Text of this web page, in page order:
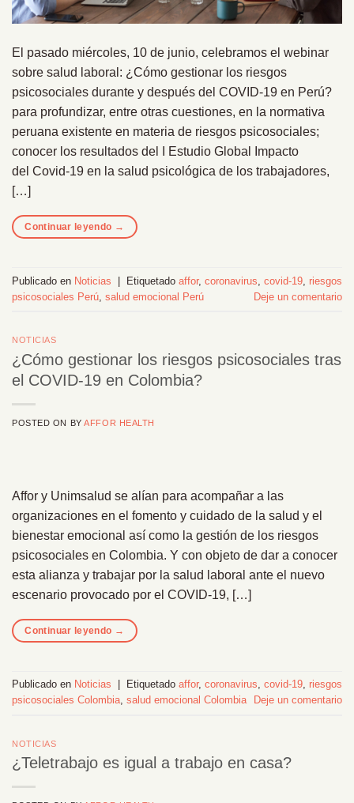
El pasado miércoles, 10 de junio, celebramos el webinar
sobre salud laboral: ¿Cómo gestionar los riesgos
psicosociales durante y después del COVID-19 en Perú?
para profundizar, entre otras cuestiones, en la normativa
peruana existente en materia de riesgos psicosociales;
conocer los resultados del I Estudio Global Impacto
del Covid-19 en la salud psicológica de los trabajadores,
[…]
Continuar leyendo →
Publicado en Noticias | Etiquetado affor, coronavirus covid-19 riesgos
psicosociales Perú salud emocional Perú Deje un comentario
NOTICIAS
¿Cómo gestionar los riesgos psicosociales tras
el COVID-19 en Colombia?
POSTED ON BYAFFOR HEALTH
Affor y Unimsalud se alían para acompañar a las
organizaciones en el fomento y cuidado de la salud y el
bienestar emocional así como la gestión de los riesgos
psicosociales en Colombia. Y con objeto de dar a conocer
esta alianza y trabajar por la salud laboral ante el nuevo
escenario provocado por el COVID-19, […]
Continuar leyendo →
Publicado en Noticias Etiquetado affor, coronavirus, covid-19, riesgos
psicosociales Colombia, salud emocional Colombia Deje un comentario
NOTICIAS
¿Teletrabajo es igual a trabajo en casa?